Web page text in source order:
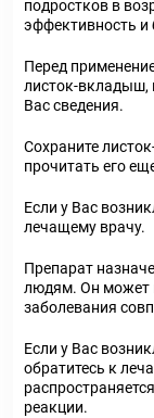
подростков в
эффективность и
Перед
листок-вкладыш,
Вас сведения.
Сохраните
прочитать его
Если у Вас
лечащему врачу.
Препарат
людям. Он может
заболевания
Если у Вас
обратитесь к
реакции.